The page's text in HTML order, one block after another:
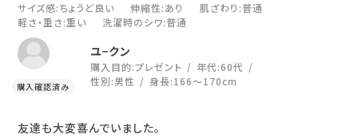
サイズ感:ちょうど良い 伸縮性:あり 肌ざわり :普通
軽さ・重さ:重い 洗濯時のシワ:普通
ユ−クン
購入目的:プレゼント 年代:60代
性別:男性 身長:166～170cm
友達も大変喜んでいました。